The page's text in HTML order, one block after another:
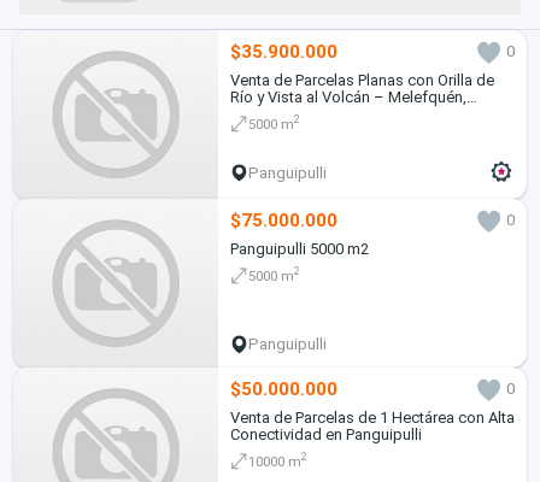
$35.900.000
0
Venta de Parcelas Planas con Orilla de
Río y Vista al Volcán – Melefquén,
Panguipulli
5000 m2
Panguipulli
$75.000.000
0
Panguipulli 5000 m2
5000 m2
Panguipulli
$50.000.000
0
Venta de Parcelas de 1 Hectárea con Alta
Conectividad en Panguipulli
10000 m2